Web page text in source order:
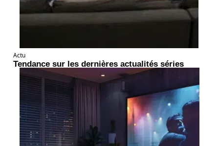
Actu
Tendance sur les dernières actualités séries